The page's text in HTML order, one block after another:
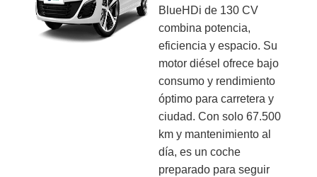
BlueHDi de 130 CV
combina potencia,
eficiencia y espacio. Su
motor diésel ofrece bajo
consumo y rendimiento
óptimo para carretera y
ciudad. Con solo 67.500
km y mantenimiento al
día, es un coche
preparado para seguir